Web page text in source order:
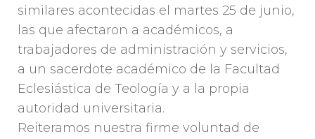
similares acontecidas el martes 25 de junio,
las que afectaron a académicos, a
trabajadores de administración y servicios,
a un sacerdote académico de la Facultad
Eclesiástica de Teología y a la propia
autoridad universitaria.
Reiteramos nuestra firme voluntad de